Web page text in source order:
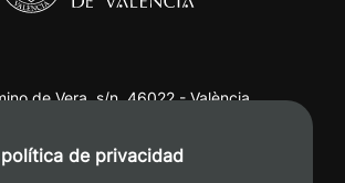
de Vera, s/n. 46022 - València
+34 620 04 00 50
de privacidad